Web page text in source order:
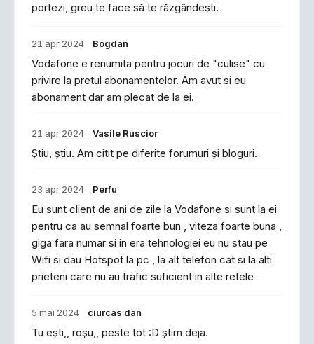
portezi, greu te face să te răzgândești.
21 apr 2024 Bogdan
Vodafone e renumita pentru jocuri de "culise" cu
privire la pretul abonamentelor. Am avut si eu
abonament dar am plecat de la ei.
21 apr 2024 Vasile Ruscior
Știu, știu. Am citit pe diferite forumuri și bloguri.
23 apr 2024 Perfu
Eu sunt client de ani de zile la Vodafone si sunt la ei
pentru ca au semnal foarte bun , viteza foarte buna ,
giga fara numar si in era tehnologiei eu nu stau pe
Wifi si dau Hotspot la pc , la alt telefon cat si la alti
prieteni care nu au trafic suficient in alte retele
5 mai 2024 ciurcas dan
Tu ești,, roșu,, peste tot :D știm deja.